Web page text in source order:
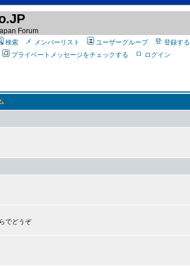
Forum
検索 メンバーリスト ユーザーグループ
登録する
プライベートメッセージをチェックする ログイン
でどうぞ